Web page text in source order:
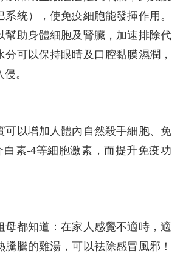
系統），使免疫細胞能發揮作用。
幫助身體細胞及腎臟，加速排除代
分可以保持眼睛及口腔黏膜濕潤，
。
可以增加人體內自然殺手細胞、免
素-4等細胞激素，而提升免疫功
母都知道：在家人感覺不適時，適
騰騰的雞湯，可以袪除感冒風邪！